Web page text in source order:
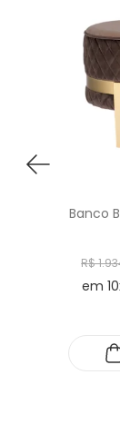
Banco
R$
em